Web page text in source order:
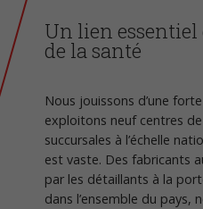
Un lien
de la santé
Nous jouissons d’une
exploitons neuf centres
succursales à l’échelle
est vaste. Des fabricants
par les détaillants à la
dans l’ensemble du pays,